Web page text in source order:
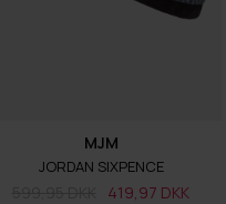
MJM
JORDAN SIXPENCE
419,97 DKK